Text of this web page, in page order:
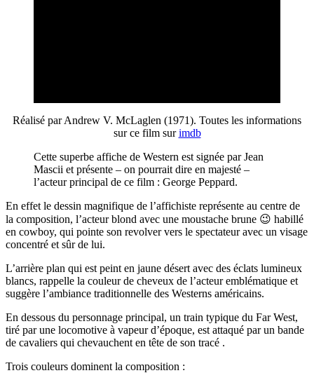
Réalisé par Andrew V. McLaglen (1971). Toutes les informations
sur ce film surimdb
Cette superbe affiche de Western est signée par Jean
Mascii et présente – on pourrait dire en majesté –
l’acteur principal de ce film : George Peppard.
En effet le dessin magnifique de l’affichiste représente au centre de
la composition, l’acteur blond avec une moustache brune 😉 habillé
en cowboy, qui pointe son revolver vers le spectateur avec un visage
concentré et sûr de lui.
L’arrière plan qui est peint en jaune désert avec des éclats lumineux
blancs, rappelle la couleur de cheveux de l’acteur emblématique et
suggère l’ambiance traditionnelle des Westerns américains.
En dessous du personnage principal, un train typique du Far West,
tiré par une locomotive à vapeur d’époque, est attaqué par un bande
de cavaliers qui chevauchent en tête de son tracé .
Trois couleurs dominent la composition :